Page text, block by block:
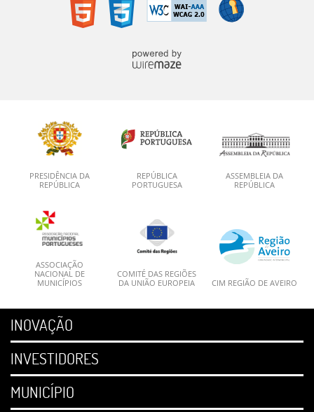
PRESIDÊNCIA DA
REPÚBLICA
REPÚBLICA
PORTUGUESA
ASSEMBLEIA DA
REPÚBLICA
ASSOCIAÇÃO
NACIONAL DE
MUNICÍPIOS
COMITÉ DAS REGIÕES
DA UNIÃO EUROPEIA
CIM REGIÃO DE AVEIRO
INOVAÇÃO
INVESTIDORES
MUNICÍPIO